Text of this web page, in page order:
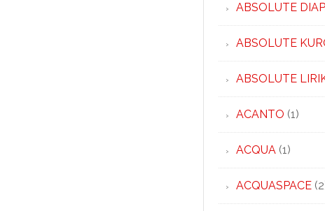
ABSOLUTE
ABSOLUTE
ABSOLUTE
ACANTO (1)
ACQUA(1)
ACQUASPACE
×